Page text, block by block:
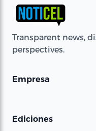
Transparent news,
perspectives.
Empresa
Ediciones